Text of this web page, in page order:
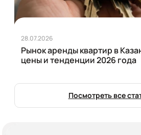
28.07.2026
Рынок аренды квартир в
цены и тенденции 2026 года
Посмотреть все